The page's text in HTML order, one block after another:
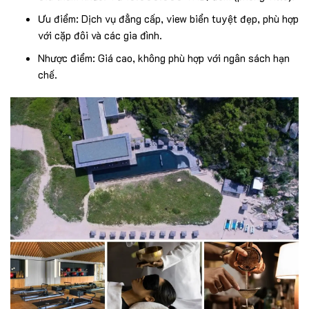
Ưu điểm: Dịch vụ đẳng cấp, view biển tuyệt đẹp, phù hợp
với cặp đôi và các gia đình.
Nhược điểm: Giá cao, không phù hợp với ngân sách hạn
chế.